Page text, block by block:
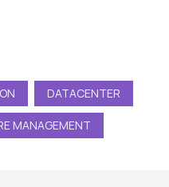
DATACENTER
MANAGEMENT